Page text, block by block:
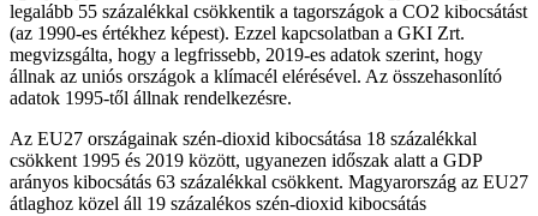
legalább 55 százalékkal csökkentik a tagországok a CO2 kibocsátást
(az 1990-es értékhez képest). Ezzel kapcsolatban a GKI Zrt.
megvizsgálta, hogy a legfrissebb, 2019-es adatok szerint, hogy
állnak az uniós országok a klímacél elérésével. Az összehasonlító
adatok 1995-től állnak rendelkezésre.
Az EU27 országainak szén-dioxid kibocsátása 18 százalékkal
csökkent 1995 és 2019 között, ugyanezen időszak alatt a GDP
arányos kibocsátás 63 százalékkal csökkent. Magyarország az EU27
átlaghoz közel áll 19 százalékos szén-dioxid kibocsátás